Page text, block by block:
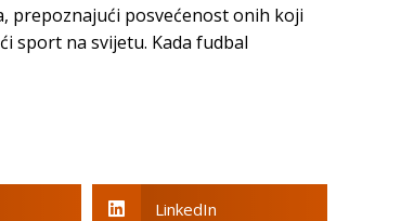
prepoznajući posvećenost onih koji
sport na svijetu. Kada fudbal
LinkedIn